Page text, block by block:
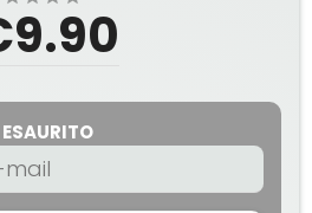
ESAURITO